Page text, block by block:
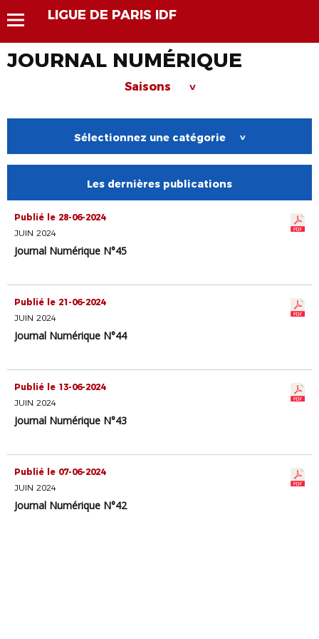
LIGUE DE PARIS IDF
JOURNAL NUMÉRIQUE
Saisons >
Sélectionnez une catégorie >
Les dernières publications
Publié le 28-06-2024
JUIN 2024
Journal Numérique N°45
Publié le 21-06-2024
JUIN 2024
Journal Numérique N°44
Publié le 13-06-2024
JUIN 2024
Journal Numérique N°43
Publié le 07-06-2024
JUIN 2024
Journal Numérique N°42